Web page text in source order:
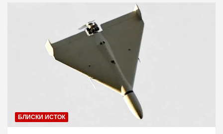
БЛИСКИ ИСТОК